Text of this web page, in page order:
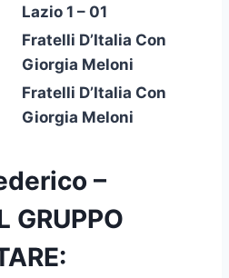
Lazio 1 – 01
Fratelli D’Italia Con
Giorgia Meloni
Fratelli D’Italia Con
Giorgia Meloni
–
GRUPPO